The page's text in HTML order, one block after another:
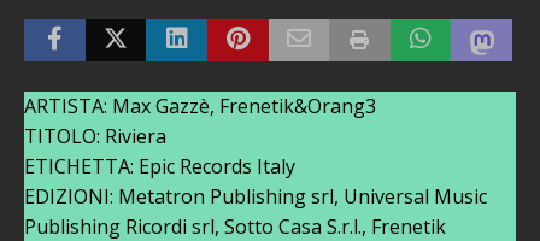
ARTISTA: Max Gazzè, Frenetik&Orang3
TITOLO: Riviera
ETICHETTA: Epic Records Italy
EDIZIONI: Metatron Publishing srl, Universal Music
Publishing Ricordi srl, Sotto Casa S.r.l., Frenetik